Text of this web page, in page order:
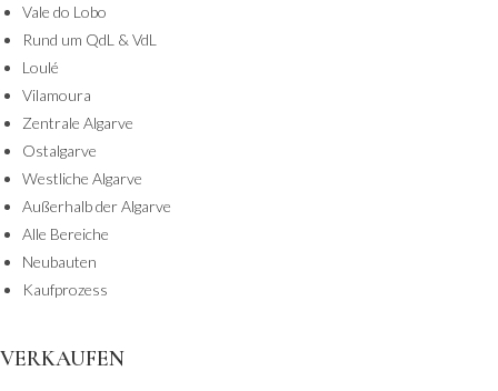
Vale do Lobo
Rund um QdL & VdL
Loulé
Vilamoura
Zentrale Algarve
Ostalgarve
Westliche Algarve
Außerhalb der Algarve
Alle Bereiche
Neubauten
Kaufprozess
VERKAUFEN